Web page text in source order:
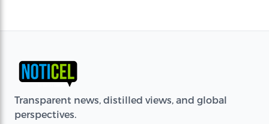
Transparent news, distilled views, and global
perspectives.